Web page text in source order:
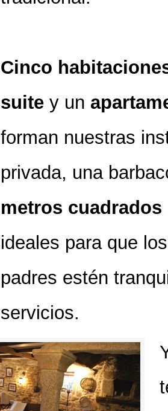
Cinco
suite y un
forman nuestras
privada, una
metros
ideales para que
padres estén
servicios.